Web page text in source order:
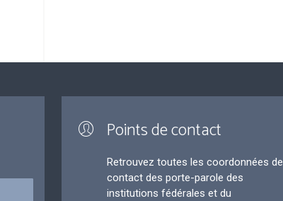
Points de contact
Retrouvez toutes les coordonnées de
contact des porte-parole des
institutions fédérales et du